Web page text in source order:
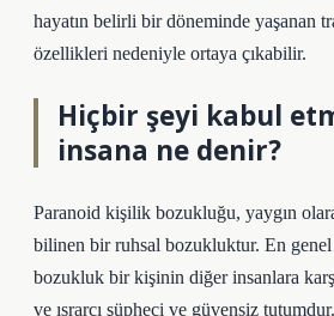
hayatın belirli bir döneminde yaşanan
özellikleri nedeniyle ortaya çıkabilir.
Hiçbir şeyi kabul
insana ne denir?
Paranoid kişilik bozukluğu, yaygın
bilinen bir ruhsal bozukluktur. En genel
bozukluk bir kişinin diğer insanlara
ve ısrarcı şüpheci ve güvensiz tutumdur.